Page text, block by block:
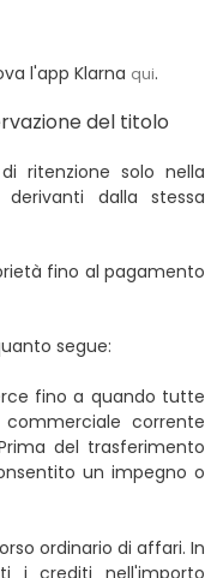
l'app Klarna qui.
del titolo
ritenzione solo nella
dalla stessa
fino al pagamento
segue:
fino a quando tutte
corrente
del trasferimento
un impegno o
ordinario di affari. In
i crediti nell'importo